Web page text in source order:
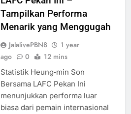
Tampilkan Performa
Menarik yang Menggugah
JalalivePBN8
1 year
ago
0 12 mins
Statistik Heung‑min Son
Bersama LAFC Pekan Ini
menunjukkan performa luar
biasa dari pemain internasional